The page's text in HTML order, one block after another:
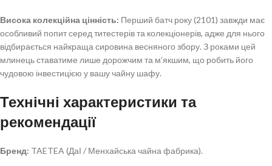
Висока колекційна цінність: Перший батч року (2101) завжди має
особливий попит серед титестерів та колекціонерів, адже для нього
відбирається найкраща сировина весняного збору. З роками цей
млинець ставатиме лише дорожчим та м’якшим, що робить його
чудовою інвестицією у вашу чайну шафу.
Технічні характеристики та
рекомендації
Бренд: TAETEA (ДаІ / Менхайська чайна фабрика).